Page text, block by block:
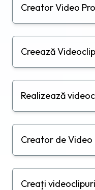
Creator Video
Creează
Realizează
Creator de
Creați